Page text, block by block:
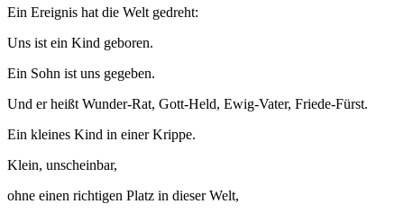
Ein Ereignis hat die Welt gedreht:
Uns ist ein Kind geboren.
Ein Sohn ist uns gegeben.
Und er heißt Wunder-Rat, Gott-Held, Ewig-Vater, Friede-Fürst.
Ein kleines Kind in einer Krippe.
Klein, unscheinbar,
ohne einen richtigen Platz in dieser Welt,